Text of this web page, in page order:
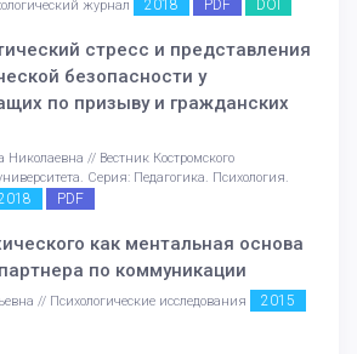
журнал 2018 PDF DOI
стресс и представления
безопасности у
по призыву и гражданских
// Вестник Костромского
Серия: Педагогика. Психология.
PDF
как ментальная основа
по коммуникации
// Психологические исследования
2015